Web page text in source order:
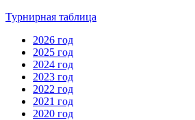
Турнирная таблица
2026 год
2025 год
2024 год
2023 год
2022 год
2021 год
2020 год